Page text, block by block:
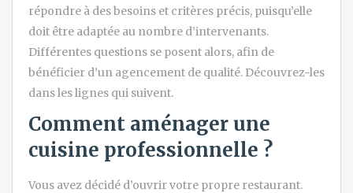
répondre à des besoins et critères précis, puisqu’elle
doit être adaptée au nombre d’intervenants.
Différentes questions se posent alors, afin de
bénéficier d’un agencement de qualité. Découvrez-les
dans les lignes qui suivent.
Comment aménager une
cuisine professionnelle ?
Vous avez décidé d’ouvrir votre propre restaurant.